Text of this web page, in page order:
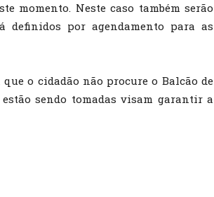
momento. Neste caso também serão
definidos por agendamento para as
o cidadão não procure o Balcão de
sendo tomadas visam garantir a